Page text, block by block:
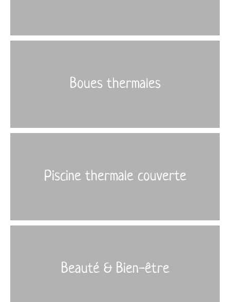
Boues thermales
Piscine thermale couverte
Beauté & Bien-être